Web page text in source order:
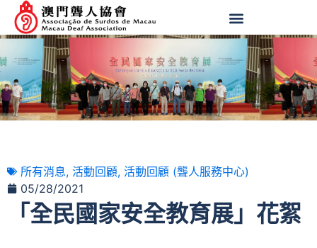
所有消息, 活動回顧, 活動回顧 (聾人服務中心)
05/28/2021
「全民國家安全教育展」花絮